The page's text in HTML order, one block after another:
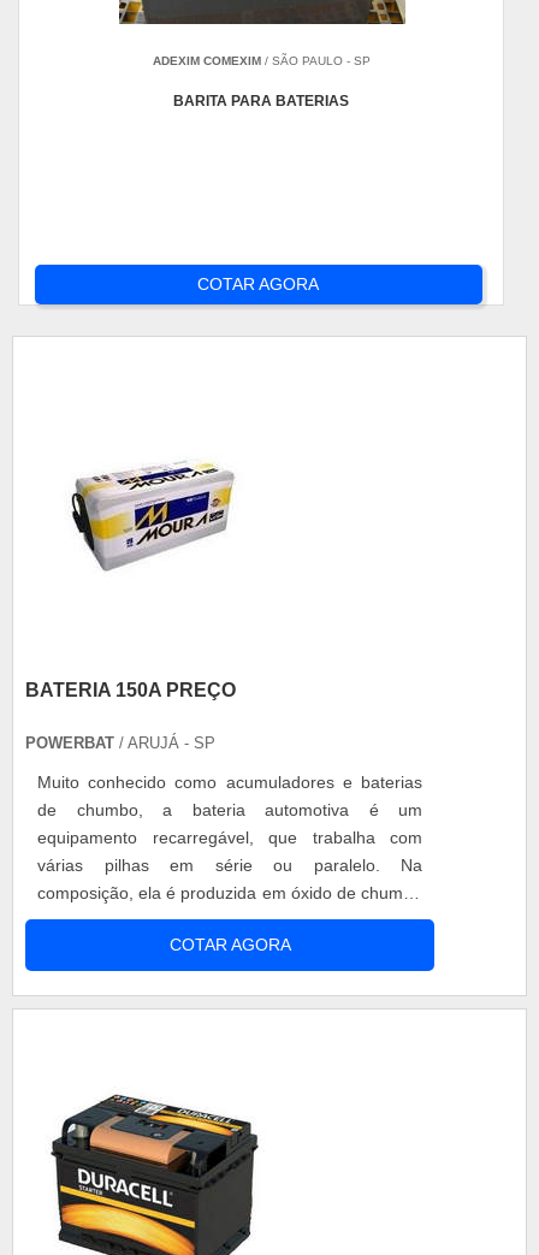
ADEXIM COMEXIM/ SÃO PAULO - SP
BARITA PARA BATERIAS
COTAR AGORA
BATERIA 150A PREÇO
POWERBAT / ARUJÁ - SP
Muito conhecido como acumuladores e baterias
de chumbo, a bateria automotiva é um
equipamento recarregável, que trabalha com
várias pilhas em série ou paralelo. Na
composição, ela é produzida em óxido de chumbo
(PbO2), dentro da bateria tem 6 células
eletroquímicas ligadas, ou pilhas que trabalham
em 2 volts. Para encontrar qualidade, se deve
COTAR AGORA